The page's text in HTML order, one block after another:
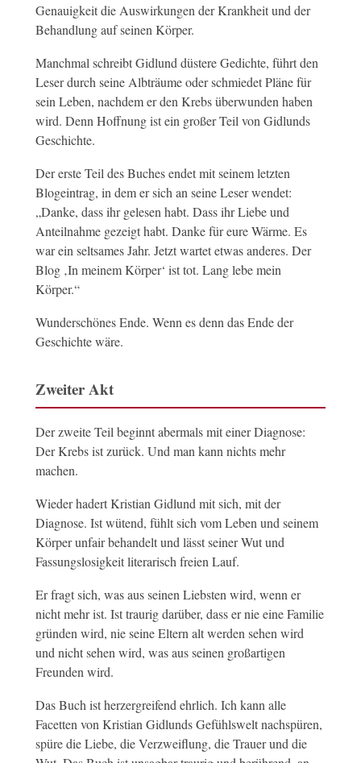
Genauigkeit die Auswirkungen der Krankheit und der
Behandlung auf seinen Körper.
Manchmal schreibt Gidlund düstere Gedichte, führt den
Leser durch seine Albträume oder schmiedet Pläne für
sein Leben, nachdem er den Krebs überwunden haben
wird. Denn Hoffnung ist ein großer Teil von Gidlunds
Geschichte.
Der erste Teil des Buches endet mit seinem letzten
Blogeintrag, in dem er sich an seine Leser wendet:
„Danke, dass ihr gelesen habt. Dass ihr Liebe und
Anteilnahme gezeigt habt. Danke für eure Wärme. Es
war ein seltsames Jahr. Jetzt wartet etwas anderes. Der
Blog ‚In meinem Körper‘ ist tot. Lang lebe mein
Körper.“
Wunderschönes Ende. Wenn es denn das Ende der
Geschichte wäre.
Zweiter Akt
Der zweite Teil beginnt abermals mit einer Diagnose:
Der Krebs ist zurück. Und man kann nichts mehr
machen.
Wieder hadert Kristian Gidlund mit sich, mit der
Diagnose. Ist wütend, fühlt sich vom Leben und seinem
Körper unfair behandelt und lässt seiner Wut und
Fassungslosigkeit literarisch freien Lauf.
Er fragt sich, was aus seinen Liebsten wird, wenn er
nicht mehr ist. Ist traurig darüber, dass er nie eine Familie
gründen wird, nie seine Eltern alt werden sehen wird
und nicht sehen wird, was aus seinen großartigen
Freunden wird.
Das Buch ist herzergreifend ehrlich. Ich kann alle
Facetten von Kristian Gidlunds Gefühlswelt nachspüren,
spüre die Liebe, die Verzweiflung, die Trauer und die